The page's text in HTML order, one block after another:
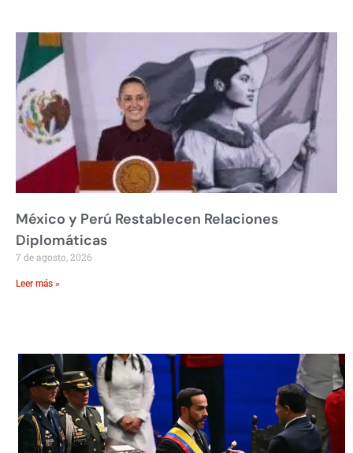
México y Perú Restablecen Relaciones
Diplomáticas
7 de agosto, 2026
Leer más »